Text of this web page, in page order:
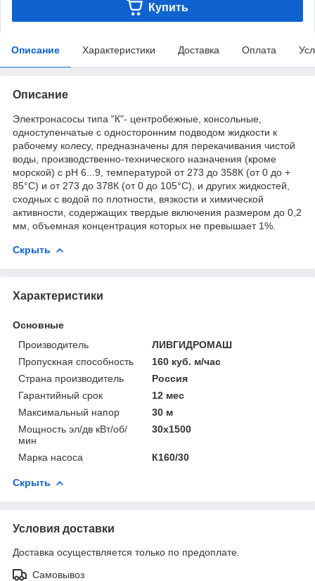
Купить
Описание Характеристики Доставка Оплата
Описание
Электронасосы типа "К"- центробежные, консольные,
одноступенчатые с односторонним подводом жидкости к
рабочему колесу, предназначены для перекачивания чистой
воды, производственно-технического назначения (кроме
морской) с рН 6...9, температурой от 273 до 358К (от 0 до +
85°С) и от 273 до 378К (от 0 до 105°С), и других жидкостей,
сходных с водой по плотности, вязкости и химической
активности, содержащих твердые включения размером до 0,2
мм, объемная концентрация которых не превышает 1%.
Скрыть
Характеристики
Основные
Производитель
ЛИВГИДРОМАШ
Пропускная способность
160 куб. м/час
Страна производитель
Россия
Гарантийный срок
12 мес
Максимальный напор
30 м
Мощность эл/дв кВт/об/
мин
30x1500
Марка насоса К160/30
Скрыть
Условия доставки
Доставка осуществляется только по предоплате.
Самовывоз